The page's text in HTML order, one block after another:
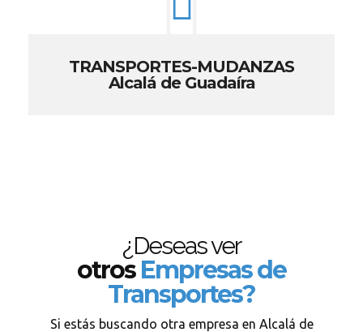
TRANSPORTES-MUDANZAS
Alcalá de Guadaíra
¿Deseas ver
otrosEmpresas de
Transportes?
Si estás buscando otra empresa en Alcalá de